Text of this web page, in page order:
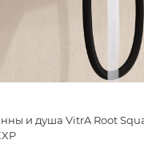
и душа VitrA Root